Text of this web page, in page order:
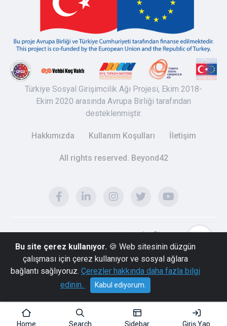
Bu site çerez kullanıyor. 🍪 Web sitesinin düzgün
çalışması için çerez kullanıyor ve sosyal ağlara
bağlantı sağlıyoruz. Çerezler hakkında daha fazla bilgi
edinin.
Kabul ediyorum.
Türkiye Sosyal Girişimcilik Ağı Projesi, Ekim 2018-
Ekim 2020 arasında Avrupa Birliği tarafından
desteklenmiştir.
Hakkımızda Kullanım Koşulları İletişim
All rights reserved. Beyond42
Home Search Sidebar Giriş Yap